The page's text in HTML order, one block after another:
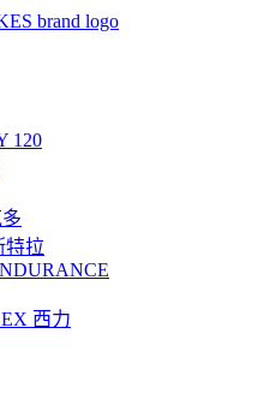
120
特拉
西力